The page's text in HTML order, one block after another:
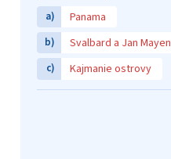
a) Panama
b) Svalbard a Jan Mayen
c) Kajmanie ostrovy